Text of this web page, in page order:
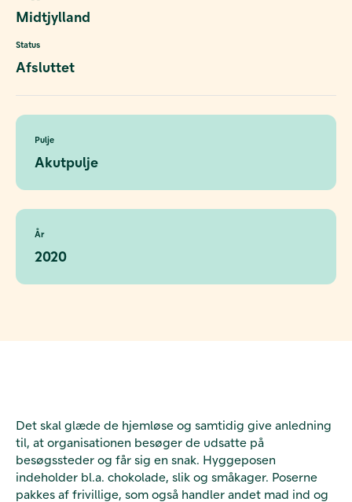
Midtjylland
Status
Afsluttet
Pulje
Akutpulje
År
2020
Det skal glæde de hjemløse og samtidig give anledning
til, at organisationen besøger de udsatte på
besøgssteder og får sig en snak. Hyggeposen
indeholder bl.a. chokolade, slik og småkager. Poserne
pakkes af frivillige, som også handler andet mad ind og